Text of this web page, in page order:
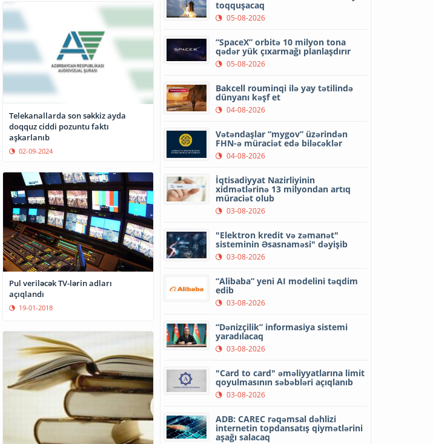
Telekanallarda son səkkiz ayda
doqquz ciddi pozuntu faktı
aşkarlanıb
02-09-2024
Pul veriləcək TV-lərin adları
açıqlandı
19-01-2018
toqquşacaq
05-08-2026
“SpaceX” orbitə 10 milyon tona
qədər yük çıxarmağı planlaşdırır
05-08-2026
Bakcell rouminqi ilə yay tətilində
dünyanı kəşf et
04-08-2026
Vətəndaşlar “mygov” üzərindən
FHN-ə müraciət edə biləcəklər
04-08-2026
İqtisadiyyat Nazirliyinin
xidmətlərinə 13 milyondan artıq
müraciət olub
03-08-2026
"Elektron kredit və zəmanət"
sisteminin Əsasnaməsi" dəyişib
03-08-2026
“Alibaba” yeni AI modelini təqdim
edib
03-08-2026
“Dənizçilik” informasiya sistemi
yaradılacaq
03-08-2026
"Card to card" əməliyyatlarına limit
qoyulmasının səbəbləri açıqlanıb
03-08-2026
ADB: CAREC rəqəmsal dəhlizi
internetin topdansatış qiymətlərini
aşağı salacaq